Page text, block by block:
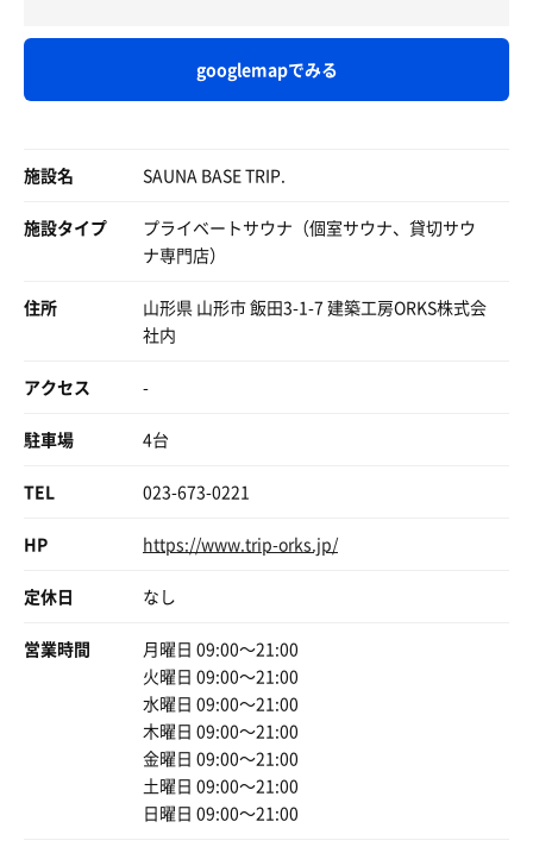
こんなに楽しめて平日夜だと
最大六名迄参加可能で2200円🉐
本業もお忙しいでしようが
お金持ちでは無い小銭持ちの我らですが
色々教えて貰えると幸いですm(_ _)m
絶対に家にサウナつくる輩いますので
これからもお付き合い下さい
赤湯からみそラーメン
HIKAKIN氏が食べているのをYouTubeで見てから一度
食べてみたかったので最高でした！
googlemapでみる
施設名 SAUNA BASE TRIP.
施設タイプ
プライベートサウナ（個室サウナ、貸切サウ
ナ専門店）
住所
山形県 山形市 飯田3-1-7 建築工房ORKS株式会
社内
アクセス -
駐車場 4台
TEL 023-673-0221
HP https://www.trip-orks.jp/
定休日 なし
営業時間
月曜日 09:00〜21:00
火曜日 09:00〜21:00
水曜日 09:00〜21:00
木曜日 09:00〜21:00
金曜日 09:00〜21:00
土曜日 09:00〜21:00
日曜日 09:00〜21:00